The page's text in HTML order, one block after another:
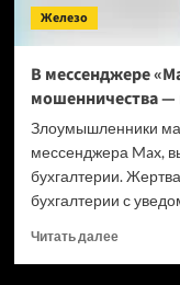
Железо
В мессенджере
мошенничества —
Злоумышленники
мессенджера Max,
бухгалтерии.
бухгалтерии с
Читать далееПрочитать